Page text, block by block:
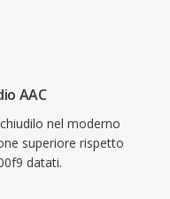
di terze
Android e la
di codifica
precedenti,
AAC
nel moderno
superiore rispetto
datati.